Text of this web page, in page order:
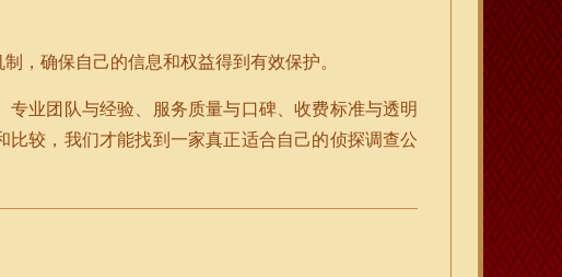
，确保自己的信息和权益得到有效保护。
业团队与经验、服务质量与口碑、收费标准与透明
较，我们才能找到一家真正适合自己的侦探调查公